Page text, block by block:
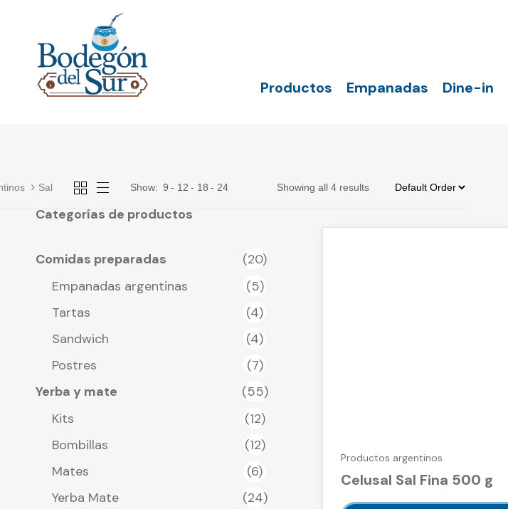
navigation
Productos Empanadas Dine-in
Sal Show: 9 12 18 24 Showing all 4 results
Productos argentinos
Celusal Sal Fina 500 g
Categorías de productos
Comidas preparadas
(20)
Empanadas argentinas
(5)
Tartas
(4)
Sandwich
(4)
Postres
(7)
Yerba y mate
(55)
Kits
(12)
Bombillas
(12)
Mates
(6)
Yerba Mate
(24)